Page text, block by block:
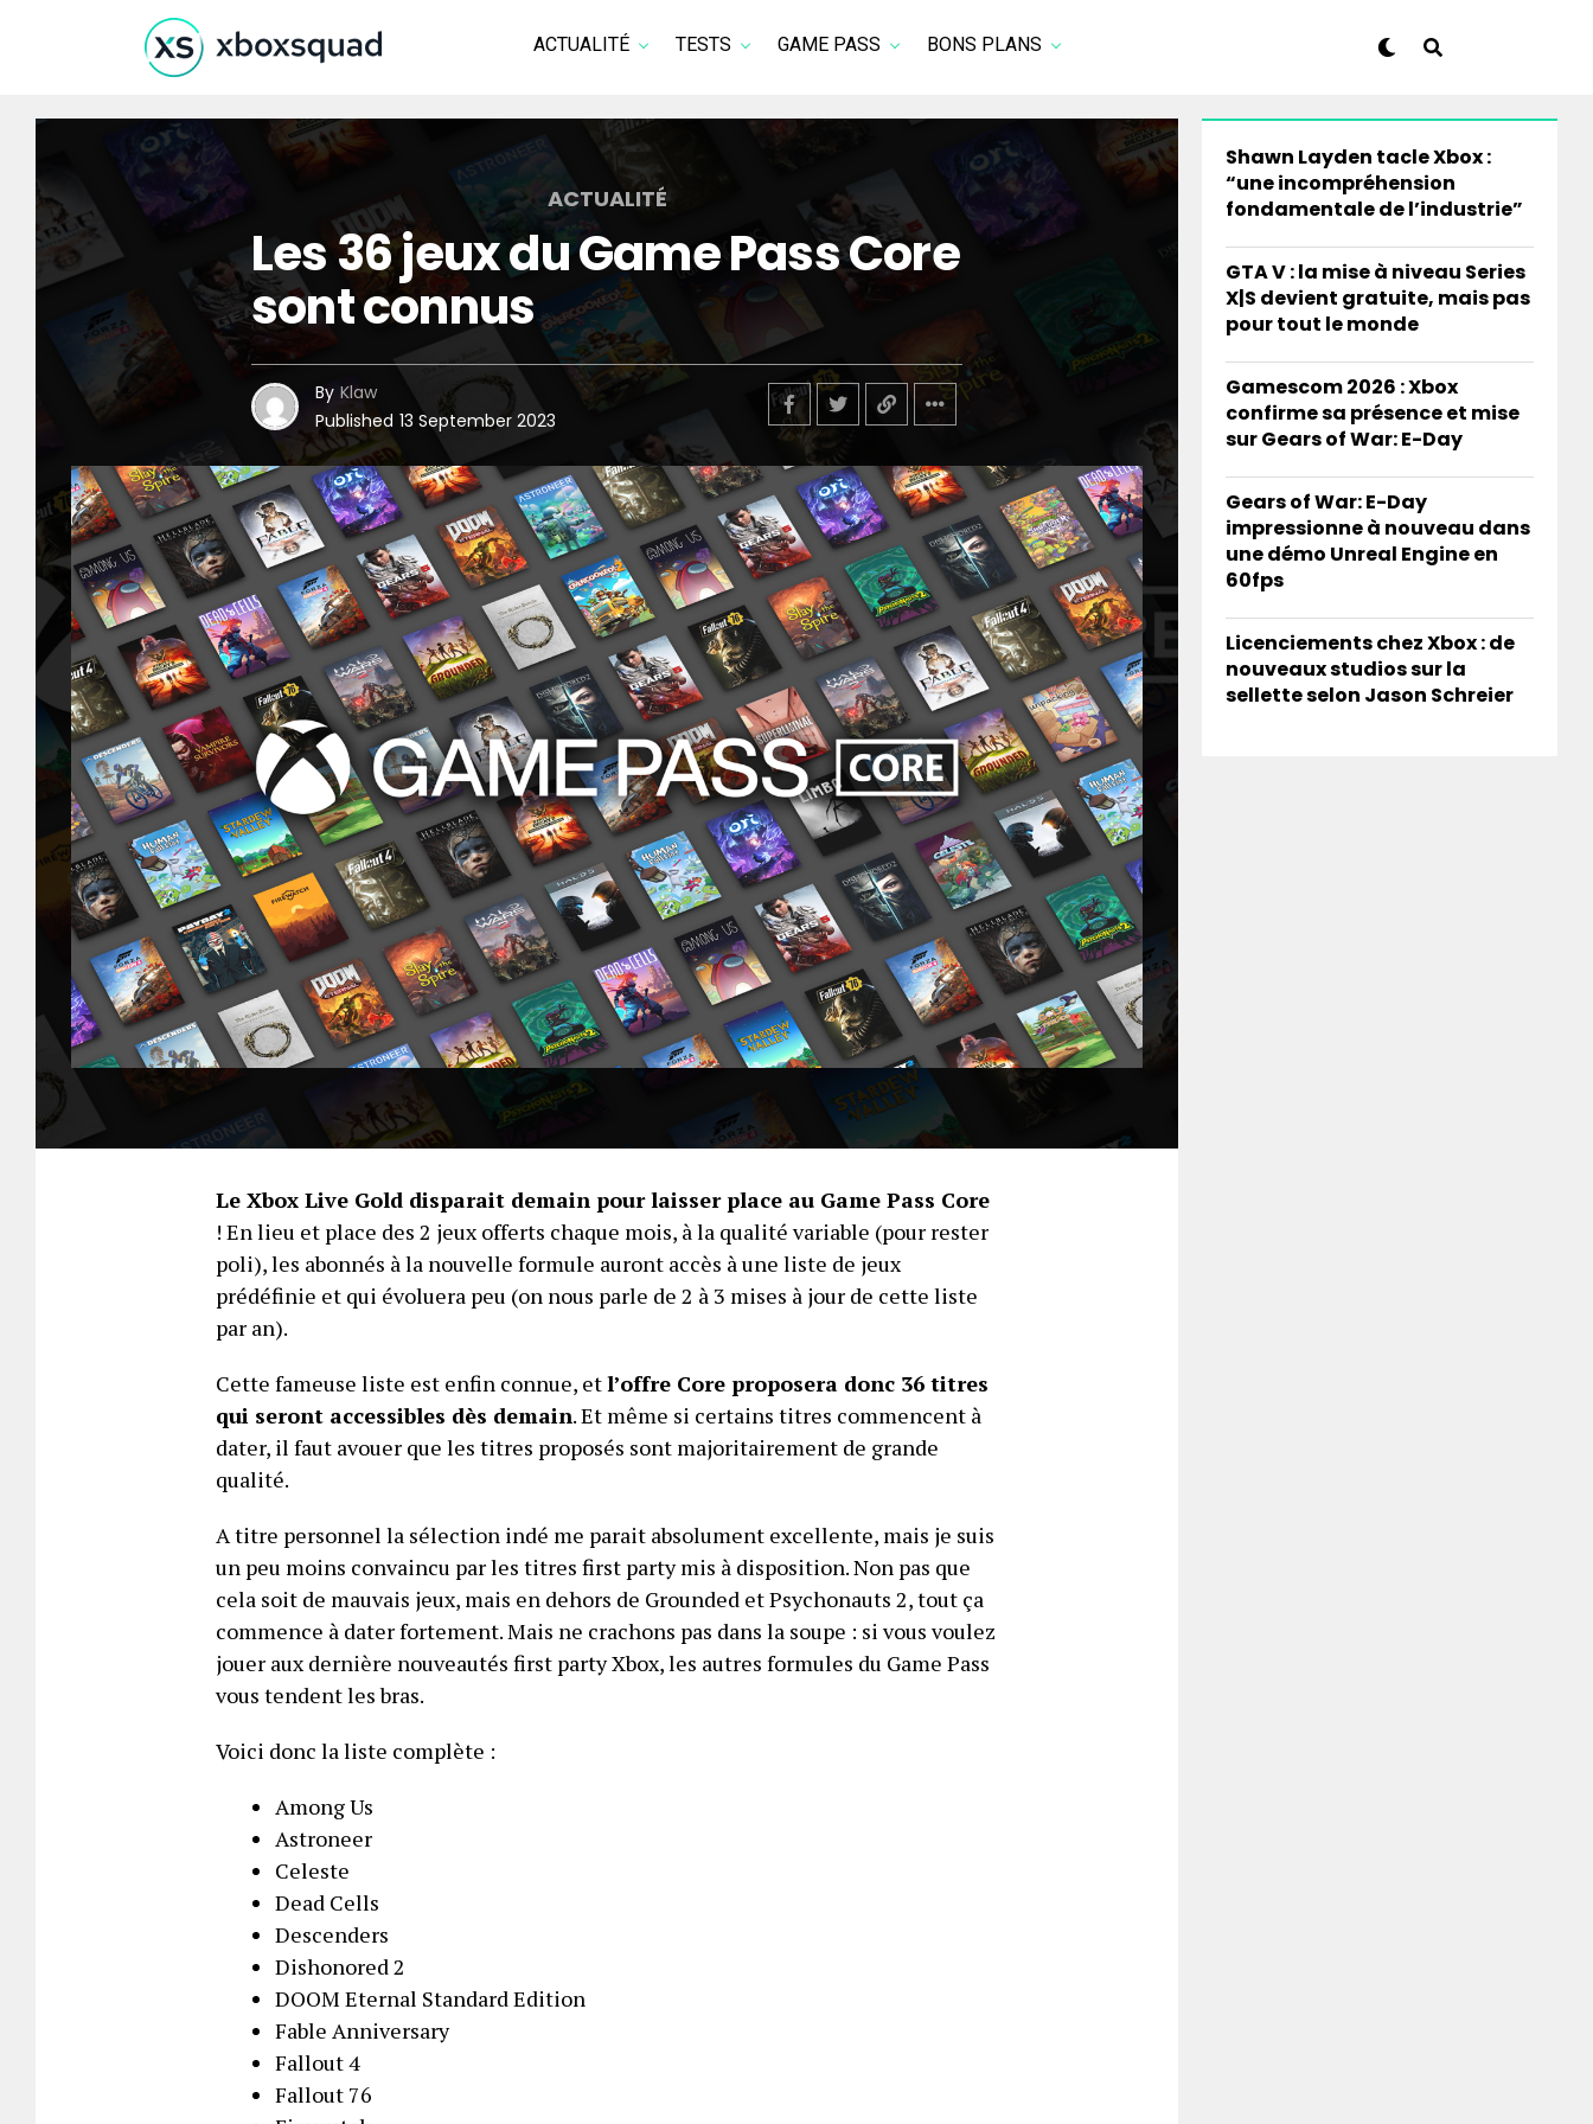
ACTUALITÉ TESTS GAME PASS BONS PLANS
ACTUALITÉ
Les 36 jeux du Game Pass Core
sont connus
By Klaw
Published 13 September 2023
Le Xbox Live Gold disparait demain pour laisser place au Game Pass Core
! En lieu et place des 2 jeux offerts chaque mois, à la qualité variable (pour rester
poli), les abonnés à la nouvelle formule auront accès à une liste de jeux
prédéfinie et qui évoluera peu (on nous parle de 2 à 3 mises à jour de cette liste
par an).
Cette fameuse liste est enfin connue, etl’offre Core proposera donc 36 titres
qui seront accessibles dès demain. Et même si certains titres commencent à
dater, il faut avouer que les titres proposés sont majoritairement de grande
qualité.
A titre personnel la sélection indé me parait absolument excellente, mais je suis
un peu moins convaincu par les titres first party mis à disposition. Non pas que
cela soit de mauvais jeux, mais en dehors de Grounded et Psychonauts 2, tout ça
commence à dater fortement. Mais ne crachons pas dans la soupe : si vous voulez
jouer aux dernière nouveautés first party Xbox, les autres formules du Game Pass
vous tendent les bras.
Voici donc la liste complète :
Among Us
Astroneer
Celeste
Dead Cells
Descenders
Dishonored 2
DOOM Eternal Standard Edition
Fable Anniversary
Fallout 4
Fallout 76
Shawn Layden tacle Xbox :
“une incompréhension
fondamentale de l’industrie”
GTA V : la mise à niveau Series
X|S devient gratuite, mais pas
pour tout le monde
Gamescom 2026 : Xbox
confirme sa présence et mise
sur Gears of War: E-Day
Gears of War: E-Day
impressionne à nouveau dans
une démo Unreal Engine en
60fps
Licenciements chez Xbox : de
nouveaux studios sur la
sellette selon Jason Schreier